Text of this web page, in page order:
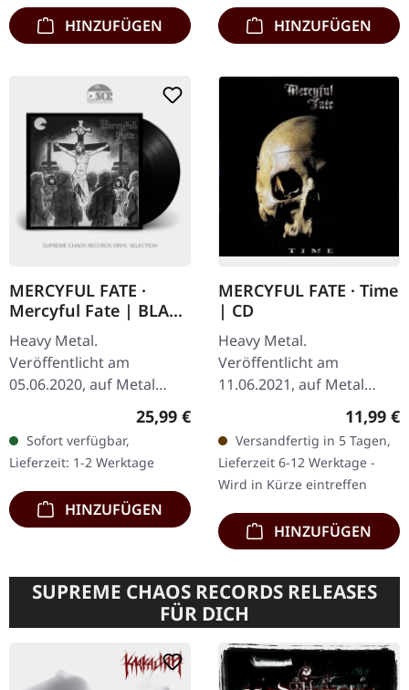
HINZUFÜGEN HINZUFÜGEN
MERCYFUL FATE ·
Mercyful Fate | BLACK
LP
Heavy Metal.
Veröffentlicht am
05.06.2020, auf Metal
Blade Records. Schwarzes
Vinyl mit Download-Card.
Die selbstbetitelte EP von
Mercyful Fate ist…
Regulärer Preis:
25,99 €
Sofort verfügbar,
Lieferzeit: 1-2 Werktage
HINZUFÜGEN
MERCYFUL FATE · Time
| CD
Heavy Metal.
Veröffentlicht am
11.06.2021, auf Metal
Blade Records. CD im
Jewelcase. "Time" von
Mercyful Fate ist ein
Meisterwerk der dunklen
Kunst…
11,99 €
Versandfertig in 5 Tagen,
Lieferzeit 6-12 Werktage -
Wird in Kürze eintreffen
HINZUFÜGEN
SUPREME CHAOS RECORDS RELEASES
FÜR DICH